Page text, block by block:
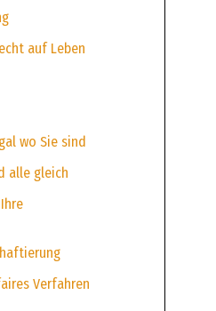
auf Leben
wo Sie sind
alle gleich
Verfahren